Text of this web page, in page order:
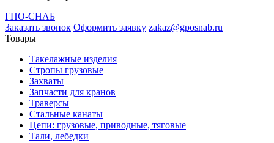
ГПО-СНАБ
Заказать звонок Оформить заявку zakaz@gposnab.ru
Товары
Такелажные изделия
Стропы грузовые
Захваты
Запчасти для кранов
Траверсы
Стальные канаты
Цепи: грузовые, приводные, тяговые
Тали, лебедки